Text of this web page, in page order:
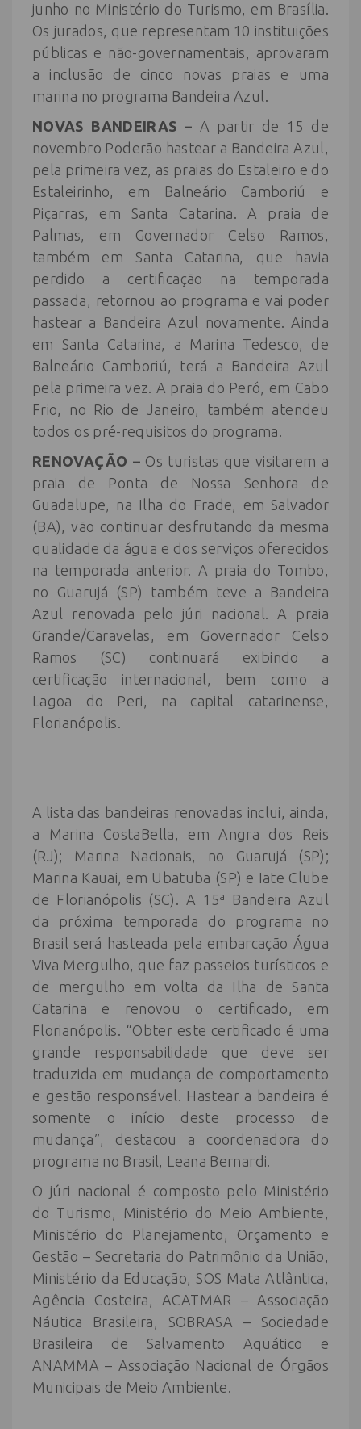
junho no Ministério do Turismo, em Brasília.
Os jurados, que representam 10 instituições
públicas e não-governamentais, aprovaram
a inclusão de cinco novas praias e uma
marina no programa Bandeira Azul.
NOVAS BANDEIRAS – A partir de 15 de
novembro Poderão hastear a Bandeira Azul,
pela primeira vez, as praias do Estaleiro e do
Estaleirinho, em Balneário Camboriú e
Piçarras, em Santa Catarina. A praia de
Palmas, em Governador Celso Ramos,
também em Santa Catarina, que havia
perdido a certificação na temporada
passada, retornou ao programa e vai poder
hastear a Bandeira Azul novamente. Ainda
em Santa Catarina, a Marina Tedesco, de
Balneário Camboriú, terá a Bandeira Azul
pela primeira vez. A praia do Peró, em Cabo
Frio, no Rio de Janeiro, também atendeu
todos os pré-requisitos do programa.
RENOVAÇÃO –Os turistas que visitarem a
praia de Ponta de Nossa Senhora de
Guadalupe, na Ilha do Frade, em Salvador
(BA), vão continuar desfrutando da mesma
qualidade da água e dos serviços oferecidos
na temporada anterior. A praia do Tombo,
no Guarujá (SP) também teve a Bandeira
Azul renovada pelo júri nacional. A praia
Grande/Caravelas, em Governador Celso
Ramos (SC) continuará exibindo a
certificação internacional, bem como a
Lagoa do Peri, na capital catarinense,
Florianópolis.
A lista das bandeiras renovadas inclui, ainda,
a Marina CostaBella, em Angra dos Reis
(RJ); Marina Nacionais, no Guarujá (SP);
Marina Kauai, em Ubatuba (SP) e Iate Clube
de Florianópolis (SC). A 15ª Bandeira Azul
da próxima temporada do programa no
Brasil será hasteada pela embarcação Água
Viva Mergulho, que faz passeios turísticos e
de mergulho em volta da Ilha de Santa
Catarina e renovou o certificado, em
Florianópolis. “Obter este certificado é uma
grande responsabilidade que deve ser
traduzida em mudança de comportamento
e gestão responsável. Hastear a bandeira é
somente o início deste processo de
mudança”, destacou a coordenadora do
programa no Brasil, Leana Bernardi.
O júri nacional é composto pelo Ministério
do Turismo, Ministério do Meio Ambiente,
Ministério do Planejamento, Orçamento e
Gestão – Secretaria do Patrimônio da União,
Ministério da Educação, SOS Mata Atlântica,
Agência Costeira, ACATMAR – Associação
Náutica Brasileira, SOBRASA – Sociedade
Brasileira de Salvamento Aquático e
ANAMMA – Associação Nacional de Órgãos
Municipais de Meio Ambiente.